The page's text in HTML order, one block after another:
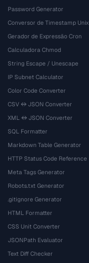
Password Generator
Conversor de Timestamp Unix
Gerador de Expressão Cron
Calculadora Chmod
String Escape / Unescape
IP Subnet Calculator
Color Code Converter
CSV ↔ JSON Converter
XML ↔ JSON Converter
SQL Formatter
Markdown Table Generator
HTTP Status Code Reference
Meta Tags Generator
Robots.txt Generator
.gitignore Generator
HTML Formatter
CSS Unit Converter
JSONPath Evaluator
Text Diff Checker